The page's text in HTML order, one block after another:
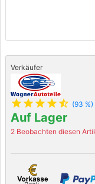
Verkäufer
star star star star star_half (93 %)
Auf Lager
2 Beobachten diesen